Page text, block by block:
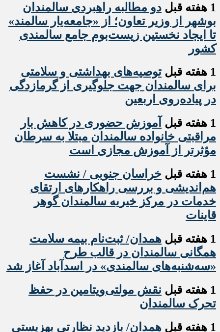
1 هفته قبل
دو مطالبه راهبردی سالمندان
بوشهر از وزیر تعاون؛ از «جامعه‌یار سالمند»
تا ایجاد نخستین زیست‌بوم جامع سالمندی
کشور
1 هفته قبل
️توصیه‌های بهداشتی و سلامتی
برای سالمندان جهت جلوگیری از گرمازدگی
در پیاده‌روی اربعین
1 هفته قبل
آموزش حضوری در کاهش بار
مراقبتی خانواده سالمندان مبتلا به سرطان
مؤثرتر از آموزش مجازی است
1 هفته قبل
خراسان جنوبی / نشست
هم‌اندیشی و بررسی راهکارهای ارتقای
خدمات در مرکز خیریه سالمندان گوهر
قاینات
1 هفته قبل
همدان/ ثبت‌نام بیمه سلامت
همگانی سالمندان در قالب طرح
«سه‌شنبه‌های سالمندی» در اسدآباد آغاز شد
1 هفته قبل
نقش مولتی‌ویتامین در حفظ
تحرک سالمندان
1 هفته قبل
همدان/ بازدید نظارتی بهزیستی